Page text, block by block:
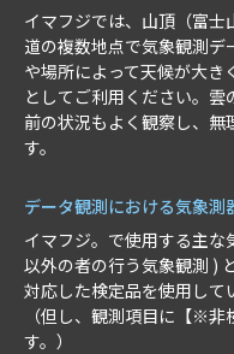
イマフジでは、山頂（富
道の複数地点で気象観測デ
や場所によって天候が大き
としてご利用ください。
前の状況もよく観察し、無
す。
データ観測における気象測
イマフジ。で使用する主
以外の者の行う気象観測 )
対応した検定品を使用して
（但し、観測項目に【※
す。）